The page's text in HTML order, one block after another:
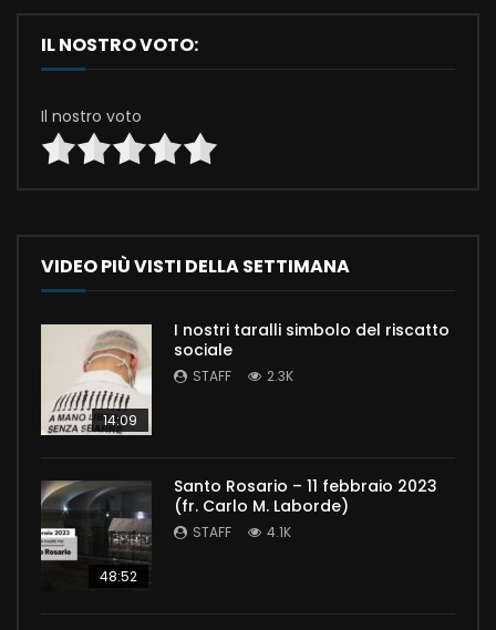
IL NOSTRO VOTO:
Il nostro voto
VIDEO PIÙ VISTI DELLA SETTIMANA
14:09
I nostri taralli simbolo del riscatto
sociale
STAFF 2.3K
48:52
Santo Rosario – 11 febbraio 2023
(fr. Carlo M. Laborde)
STAFF 4.1K